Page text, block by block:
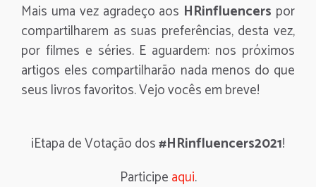
Mais uma vez agradeço aos HRinfluencers por
compartilharem as suas preferências, desta vez,
por filmes e séries. E aguardem: nos próximos
artigos eles compartilharão nada menos do que
seus livros favoritos. Vejo vocês em breve!
¡Etapa de Votação dos#HRinfluencers2021!
Participeaqui.